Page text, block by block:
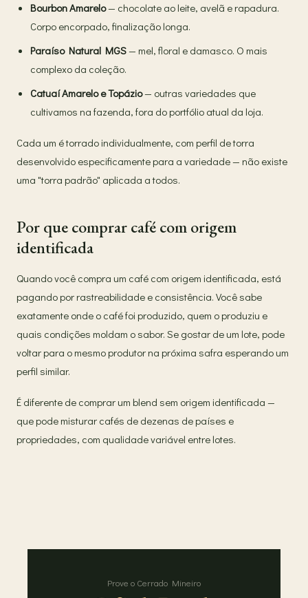
Bourbon Amarelo— chocolate ao leite, avelã e rapadura.
Corpo encorpado, finalização longa.
Paraíso Natural MGS— mel, floral e damasco. O mais
complexo da coleção.
Catuaí Amarelo e Topázio— outras variedades que
cultivamos na fazenda, fora do portfólio atual da loja.
Cada um é torrado individualmente, com perfil de torra
desenvolvido especificamente para a variedade — não existe
uma "torra padrão" aplicada a todos.
Por que comprar café com origem
identificada
Quando você compra um café com origem identificada, está
pagando por rastreabilidade e consistência. Você sabe
exatamente onde o café foi produzido, quem o produziu e
quais condições moldam o sabor. Se gostar de um lote, pode
voltar para o mesmo produtor na próxima safra esperando um
perfil similar.
É diferente de comprar um blend sem origem identificada —
que pode misturar cafés de dezenas de países e
propriedades, com qualidade variável entre lotes.
Prove o Cerrado Mineiro